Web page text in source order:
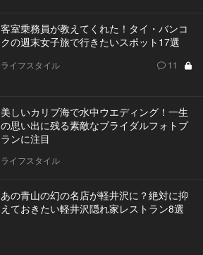
客室乗務員が教えてくれた！タイ・バンコ
クの週末女子旅で行きたいスポット17選
ライフスタイル 11
美しいカリブ海で水中ウエディング！一生
の思い出に残る素敵なブライダルフォトプ
ランに注目
ライフスタイル
あの青山の幻の名店が軽井沢に？絶対に抑
えておきたい軽井沢隠れ家レストラン8選